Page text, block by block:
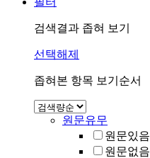
검색결과 좁혀 보기
선택해제
좁혀본 항목 보기순서
원문유무
원문있음
원문없음